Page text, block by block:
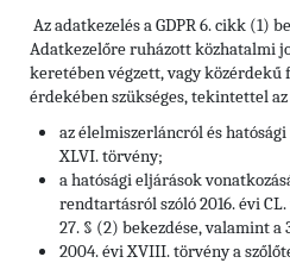
Az adatkezelés a GDPR 6. cikk (1)
Adatkezelőre ruházott közhatalmi
keretében végzett, vagy
érdekében szükséges, tekintettel
az élelmiszerláncról és
XLVI. törvény;
a hatósági eljárások
rendtartásról szóló 2016. évi
27. § (2) bekezdése, valamint a
2004. évi XVIII. törvény a